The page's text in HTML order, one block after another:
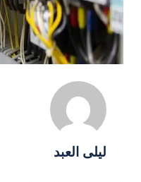
ليلى العبد